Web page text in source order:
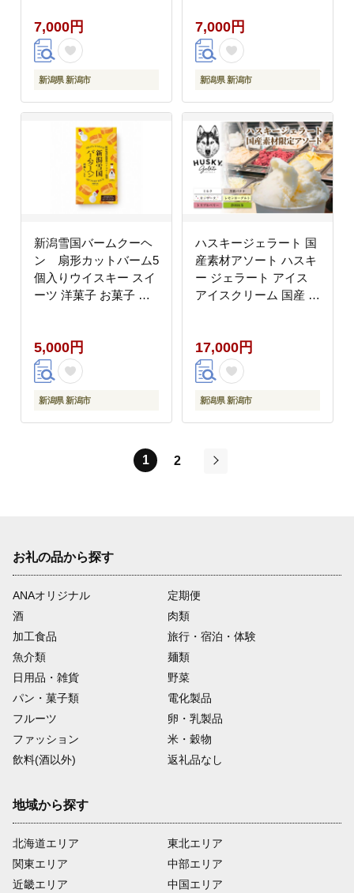
7,000円
新潟県 新潟市
7,000円
新潟県 新潟市
新潟雪国バームクーヘ
ン 扇形カットバーム5
個入りウイスキー スイ
ーツ 洋菓子 お菓子 新
5,000円
新潟県 新潟市
ハスキージェラート 国
産素材アソート ハスキ
ー ジェラート アイス
アイスクリーム 国産 日
モンヨーグルト トリプ
ルベリー 黒糖バナナ お
取り寄せグルメ ご当地
送料無料 新潟県 新潟市
17,000円
新潟県 新潟市
1
2
お礼の品から探す
ANAオリジナル
定期便
酒
肉類
加工食品
旅行・宿泊・体験
魚介類
麺類
日用品・雑貨
野菜
パン・菓子類
電化製品
フルーツ
卵・乳製品
ファッション
米・穀物
飲料(酒以外)
返礼品なし
地域から探す
北海道エリア
関東エリア
近畿エリア
東北エリア
中部エリア
中国エリア